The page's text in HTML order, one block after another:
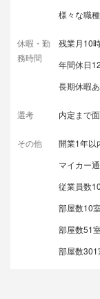
様々な職
休暇・勤
務時間
残業月10
年間休日
長期休暇
選考 内定まで
その他 開業1年以
マイカー
従業員数
部屋数10
部屋数51
部屋数301